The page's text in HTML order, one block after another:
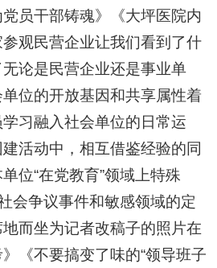
员干部铸魂》《大坪医院内
观民营企业让我们看到了什
论是民营企业还是事业单
位的开放基因和共享属性着
习融入社会单位的日常运
活动中，相互借鉴经验的同
位“在党教育”领域上特殊
会争议事件和敏感领域的定
而坐为记者改稿子的照片在
《不要搞变了味的“领导班子